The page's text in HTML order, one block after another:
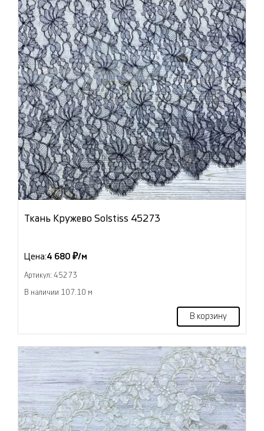
Ткань Кружево Solstiss 45273
Цена:4 680 ₽/м
Артикул: 45273
В наличии 107.10 м
В корзину